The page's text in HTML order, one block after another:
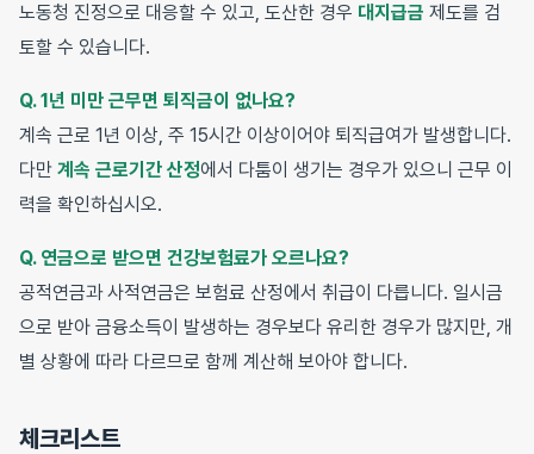
노동청 진정으로 대응할 수 있고, 도산한 경우 대지급금 제도를 검
토할 수 있습니다.
Q. 1년 미만 근무면 퇴직금이 없나요?
계속 근로 1년 이상, 주 15시간 이상이어야 퇴직급여가 발생합니다.
다만 계속 근로기간 산정에서 다툼이 생기는 경우가 있으니 근무 이
력을 확인하십시오.
Q. 연금으로 받으면 건강보험료가 오르나요?
공적연금과 사적연금은 보험료 산정에서 취급이 다릅니다. 일시금
으로 받아 금융소득이 발생하는 경우보다 유리한 경우가 많지만, 개
별 상황에 따라 다르므로 함께 계산해 보아야 합니다.
체크리스트